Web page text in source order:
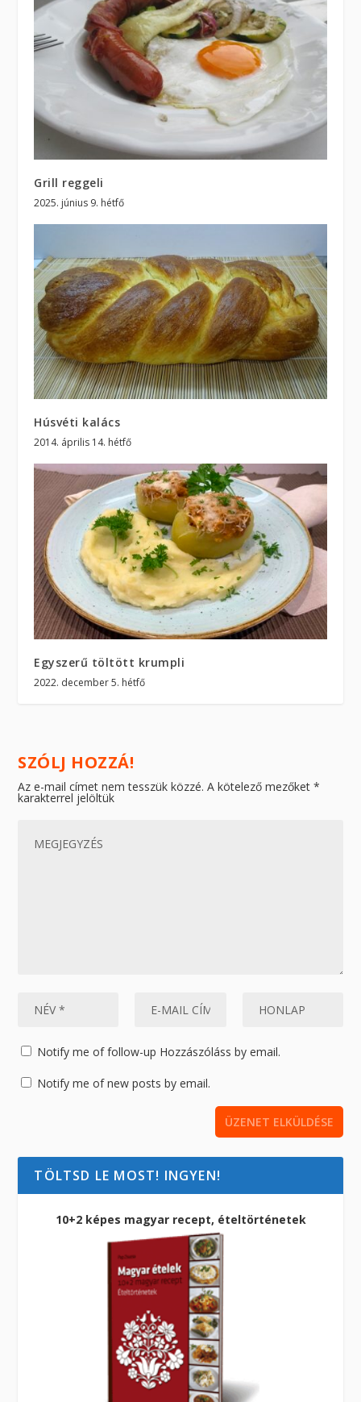
Grill reggeli
2025. június 9. hétfő
Húsvéti kalács
2014. április 14. hétfő
Egyszerű töltött krumpli
2022. december 5. hétfő
SZÓLJ HOZZÁ!
Az e-mail címet nem tesszük közzé. A kötelező mezőket*
karakterrel jelöltük
Notify me of follow-up Hozzászóláss by email.
Notify me of new posts by email.
TÖLTSD LE MOST! INGYEN!
10+2 képes magyar recept, ételtörténetek